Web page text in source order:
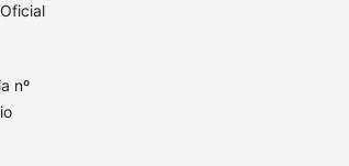
nº